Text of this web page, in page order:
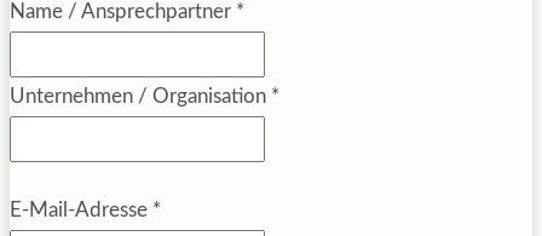
Name / Ansprechpartner *
Unternehmen / Organisation *
E-Mail-Adresse *